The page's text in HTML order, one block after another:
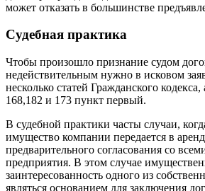
может отказать в большинстве
Судебная практика
Чтобы произошло признание судом
недействительным нужно в исковом
несколько статей Гражданского
168,182 и 173 пункт первый.
В судебной практики часты случаи,
имущество компании передается в
предварительного согласования со
предприятия. В этом случае
заинтересованность одного из
являться основанием для заключения